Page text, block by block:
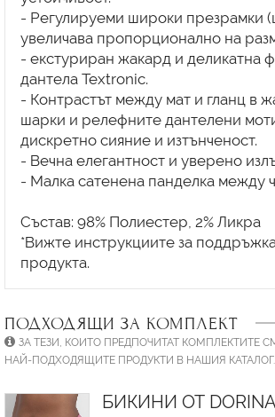
- Регулируеми широки презрамки
увеличава пропорционално на
- екстуриран жакард и деликатна
дантела Textronic.
- Контрастът между мат и гланц в
шарки и релефните дантелени
дискретно сияние и изтънченост.
- Вечна елегантност и уверено
- Малка сатенена панделка между
Състав: 98% Полиестер, 2% Ликра
*Вижте инструкциите за
ПОДХОДЯЩИ ЗА КОМПЛЕКТ
ЗА ТЕЗИ, КОИТО ПРЕДПОЧИТАТ КОМПЛЕКТИТЕ
НАЙ-ПОДХОДЯЩИТЕ ПРОДУКТИ В НАШИЯ КАТАЛОГ.
БИКИНИ ОТ DORINA